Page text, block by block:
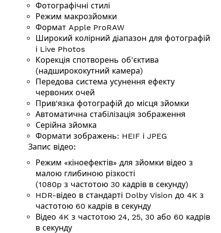
Фотографічні стилі
Режим макрозйомки
Формат Apple ProRAW
Широкий колірний діапазон для фотографій
і Live Photos
Корекція спотворень об'єктива
(надширококутний камера)
Передова система усунення ефекту
червоних очей
Прив'язка фотографій до місця зйомки
Автоматична стабілізація зображення
Серійна зйомка
Формати зображень: HEIF і JPEG
Запис відео:
Режим «кіноефектів» для зйомки відео з
малою глибиною різкості
(1080p з частотою 30 кадрів в секунду)
HDR-відео в стандарті Dolby Vision до 4K з
частотою 60 кадрів в секунду
Відео 4K з частотою 24, 25, 30 або 60 кадрів
в секунду